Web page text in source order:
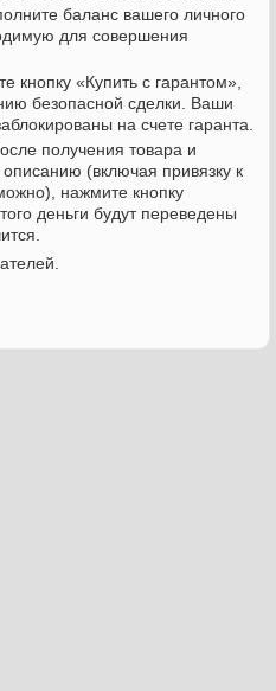
баланс вашего личного
для совершения
кнопку «Купить с гарантом»,
безопасной сделки. Ваши
на счете гаранта.
получения товара и
описанию (включая привязку к
нажмите кнопку
деньги будут переведены